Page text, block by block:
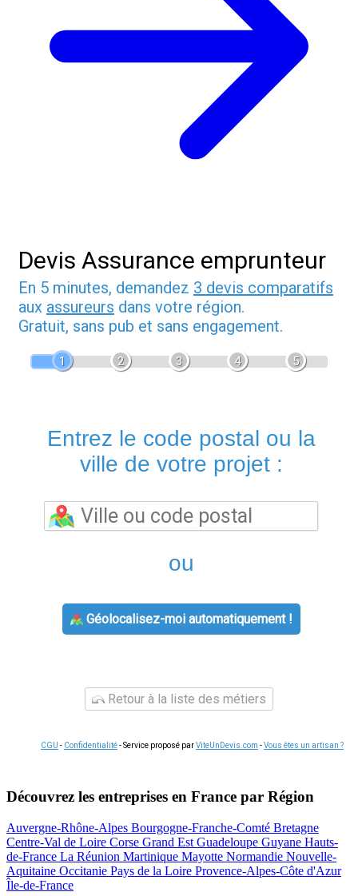
Devis Assurance emprunteur
En 5 minutes, demandez 3 devis comparatifs
aux assureurs dans votre région.
Gratuit, sans pub et sans engagement.
1 2 3 4 5
Entrez le code postal ou la
ville de votre projet :
ou
Géolocalisez-moi automatiquement !
Retour à la liste des métiers
CGU - Confidentialité- Service proposé parViteUnDevis.com -Vous êtes un artisan ?
Découvrez les entreprises en France par Région
Auvergne-Rhône-Alpes Bourgogne-Franche-Comté Bretagne
Centre-Val de Loire Corse Grand Est Guadeloupe Guyane Hauts-
de-France La Réunion Martinique Mayotte Normandie Nouvelle-
Aquitaine Occitanie Pays de la Loire Provence-Alpes-Côte d'Azur
Île-de-France